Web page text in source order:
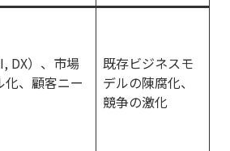
DX）、市場
化、顧客ニー
既存ビジネスモ
デルの陳腐化、
競争の激化